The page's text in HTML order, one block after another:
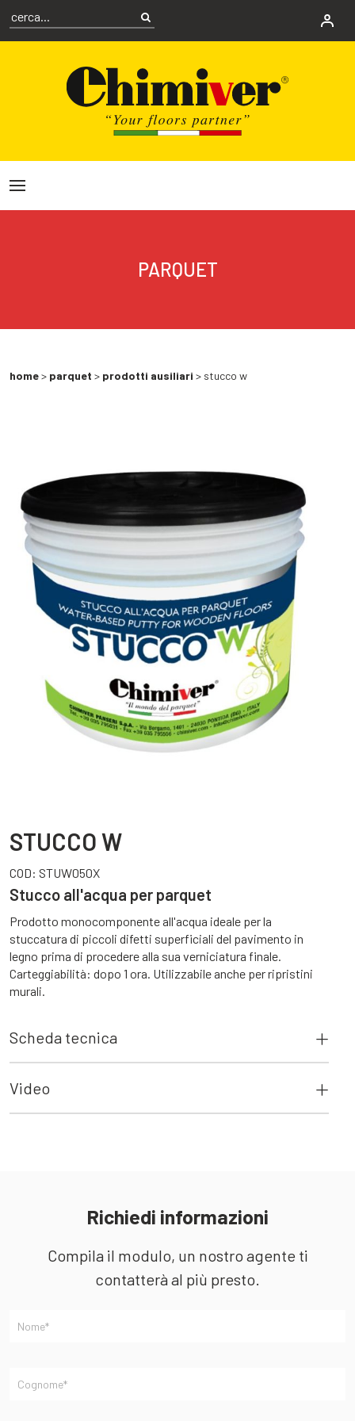
PARQUET
home> parquet > prodotti ausiliari > stucco w
STUCCO W
COD: STUW050X
Stucco all'acqua per parquet
Prodotto monocomponente all'acqua ideale per la
stuccatura di piccoli difetti superficiali del pavimento in
legno prima di procedere alla sua verniciatura finale.
Carteggiabilità: dopo 1 ora. Utilizzabile anche per ripristini
murali.
Scheda tecnica
Video
Richiedi informazioni
Compila il modulo, un nostro agente ti
contatterà al più presto.